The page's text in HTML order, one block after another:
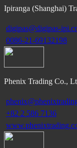
Ipiranga (Shanghai)
digipas@digipas-
0086-21-69132198
Phenix Trading Co.,
+82 2 586 7136